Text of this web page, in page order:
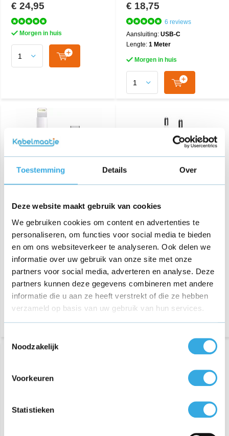
Toestemming Details Over
Deze website maakt gebruik van cookies
We gebruiken cookies om content en advertenties te
personaliseren, om functies voor social media te bieden
en om ons websiteverkeer te analyseren. Ook delen we
informatie over uw gebruik van onze site met onze
partners voor social media, adverteren en analyse. Deze
partners kunnen deze gegevens combineren met andere
informatie die u aan ze heeft verstrekt of die ze hebben
verzameld op basis van uw gebruik van hun services.
Noodzakelijk
Voorkeuren
Statistieken
€ 24,95
Morgen in huis
€ 18,75
6 reviews
Aansluiting: USB-C
Lengte: 1 Meter
Morgen in huis
USB-C naar Lightning
€ 24,95
Morgen in huis
iPhone adapter 5W
€ 14,95
67 reviews
Aansluiting:USB-A
Vermogen:5 Watt
Morgen in huis